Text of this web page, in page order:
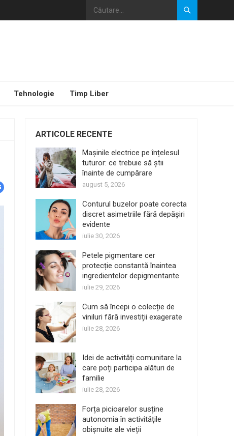
Tehnologie Timp Liber
ARTICOLE RECENTE
Mașinile electrice pe înțelesul
tuturor: ce trebuie să știi
înainte de cumpărare
august 5, 2026
Conturul buzelor poate corecta
discret asimetriile fără depășiri
evidente
iulie 30, 2026
Petele pigmentare cer
protecție constantă înaintea
ingredientelor depigmentante
iulie 29, 2026
Cum să începi o colecție de
viniluri fără investiții exagerate
iulie 28, 2026
Idei de activități comunitare la
care poți participa alături de
familie
iulie 28, 2026
Forța picioarelor susține
autonomia în activitățile
obișnuite ale vieții